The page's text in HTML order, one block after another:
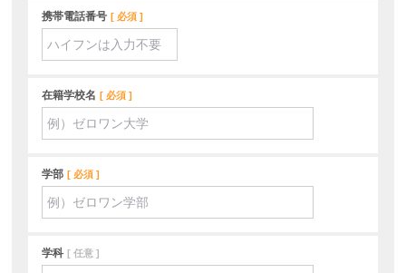
携帯電話番号 必須
在籍学校名 必須
学部 必須
学科 任意